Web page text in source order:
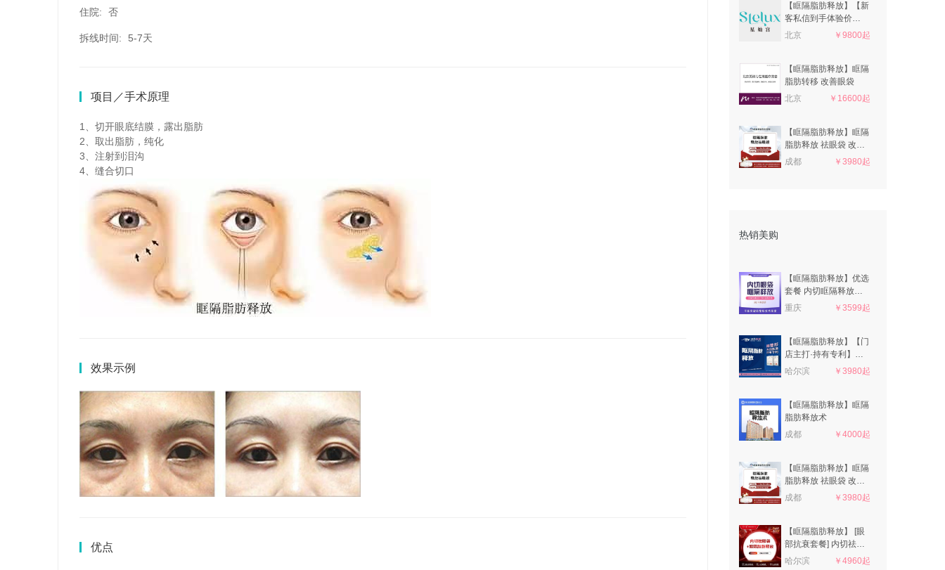
住院: 否
拆线时间: 5-7天
项目／手术原理
1、切开眼底结膜，露出脂肪
2、取出脂肪，纯化
3、注射到泪沟
4、缝合切口
效果示例
优点
【眶隔脂肪释放】【新
客私信到手体验价
5600】眼部整形
北京 ￥9800起
【眶隔脂肪释放】眶隔
脂肪转移 改善眼袋
北京
￥16600起
【眶隔脂肪释放】眶隔
脂肪释放 祛眼袋 改善
眼部衰老状态
成都 ￥3980起
热销美购
【眶隔脂肪释放】优选
套餐 内切眶隔释放祛
眼袋 改善黑眼圈泪沟
重庆 ￥3599起
【眶隔脂肪释放】【门
店主打·持有专利】眶
隔脂肪释放·私信咨询
哈尔滨 ￥3980起
【眶隔脂肪释放】眶隔
脂肪释放术
成都
￥4000起
【眶隔脂肪释放】眶隔
脂肪释放 祛眼袋 改善
眼部衰老状态
成都 ￥3980起
【眶隔脂肪释放】 [眼
部抗衰套餐] 内切祛眼
袋+眶隔脂肪释放，专
哈尔滨 ￥4960起